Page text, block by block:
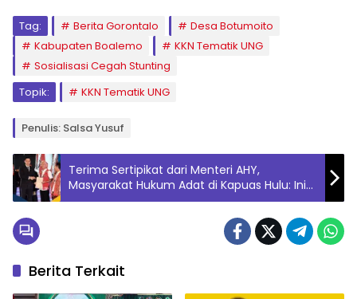
Tag: Berita Gorontalo
Desa Botumoito
Kabupaten Boalemo
KKN Tematik UNG
Sosialisasi Cegah Stunting
Topik:
KKN Tematik UNG
Penulis: Salsa Yusuf
Terima Sertipikat dari Menteri AHY,
Masyarakat Hukum Adat di Kapuas Hulu: Ini
Penting bagi Keberlangsungan Kami
Berita Terkait